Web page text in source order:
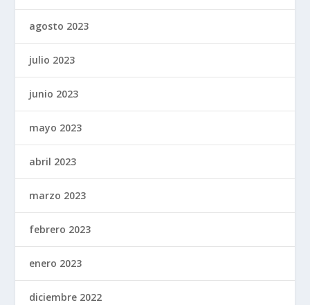
agosto 2023
julio 2023
junio 2023
mayo 2023
abril 2023
marzo 2023
febrero 2023
enero 2023
diciembre 2022